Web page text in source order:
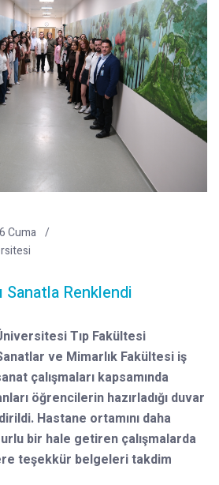
Cuma
Sanatla Renklendi
Tıp Fakültesi
ve Mimarlık Fakültesi iş
çalışmaları kapsamında
öğrencilerin hazırladığı duvar
Hastane ortamını daha
bir hale getiren çalışmalarda
teşekkür belgeleri takdim